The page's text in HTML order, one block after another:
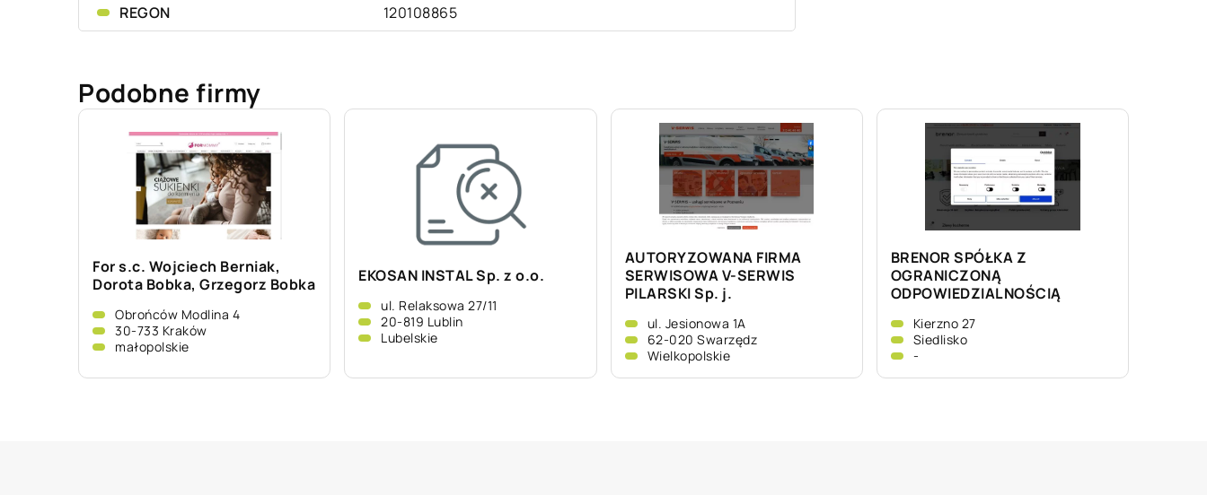
REGON
120108865
Podobne firmy
For s.c. Wojciech Berniak,
Dorota Bobka, Grzegorz Bobka
Obrońców Modlina 4
30-733 Kraków
małopolskie
EKOSAN INSTAL Sp. z o.o.
ul. Relaksowa 27/11
20-819 Lublin
Lubelskie
AUTORYZOWANA FIRMA
SERWISOWA V-SERWIS
PILARSKI Sp. j.
ul. Jesionowa 1A
62-020 Swarzędz
Wielkopolskie
BRENOR SPÓŁKA Z
OGRANICZONĄ
ODPOWIEDZIALNOŚCIĄ
Kierzno 27
Siedlisko
-